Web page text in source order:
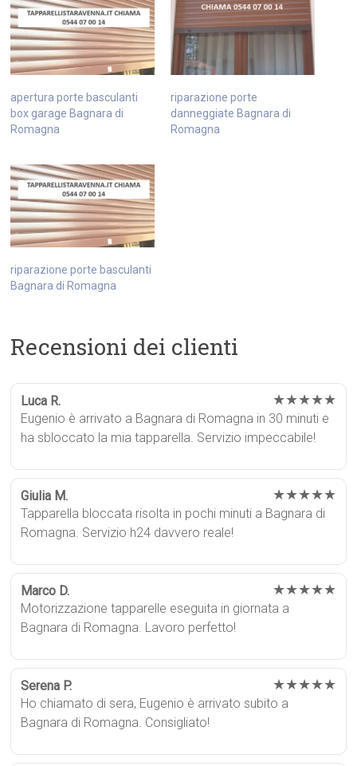
apertura porte basculanti
box garage Bagnara di
Romagna
riparazione porte
danneggiate Bagnara di
Romagna
riparazione porte basculanti
Bagnara di Romagna
Recensioni dei clienti
Luca R. ★★★★★
Eugenio è arrivato a Bagnara di Romagna in 30 minuti e
ha sbloccato la mia tapparella. Servizio impeccabile!
Giulia M. ★★★★★
Tapparella bloccata risolta in pochi minuti a Bagnara di
Romagna. Servizio h24 davvero reale!
Marco D. ★★★★★
Motorizzazione tapparelle eseguita in giornata a
Bagnara di Romagna. Lavoro perfetto!
Serena P. ★★★★★
Ho chiamato di sera, Eugenio è arrivato subito a
Bagnara di Romagna. Consigliato!